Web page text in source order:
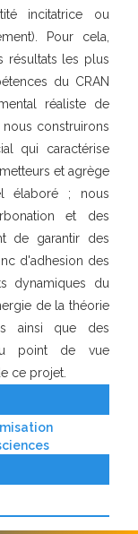
incitatrice ou
Pour cela,
résultats les plus
du CRAN
réaliste de
construirons
qui caractérise
et agrège
élaboré ; nous
et des
de garantir des
d'adhesion des
dynamiques du
de la théorie
ainsi que des
point de vue
ce projet.